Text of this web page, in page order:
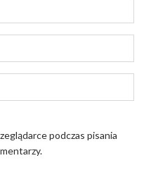
podczas pisania